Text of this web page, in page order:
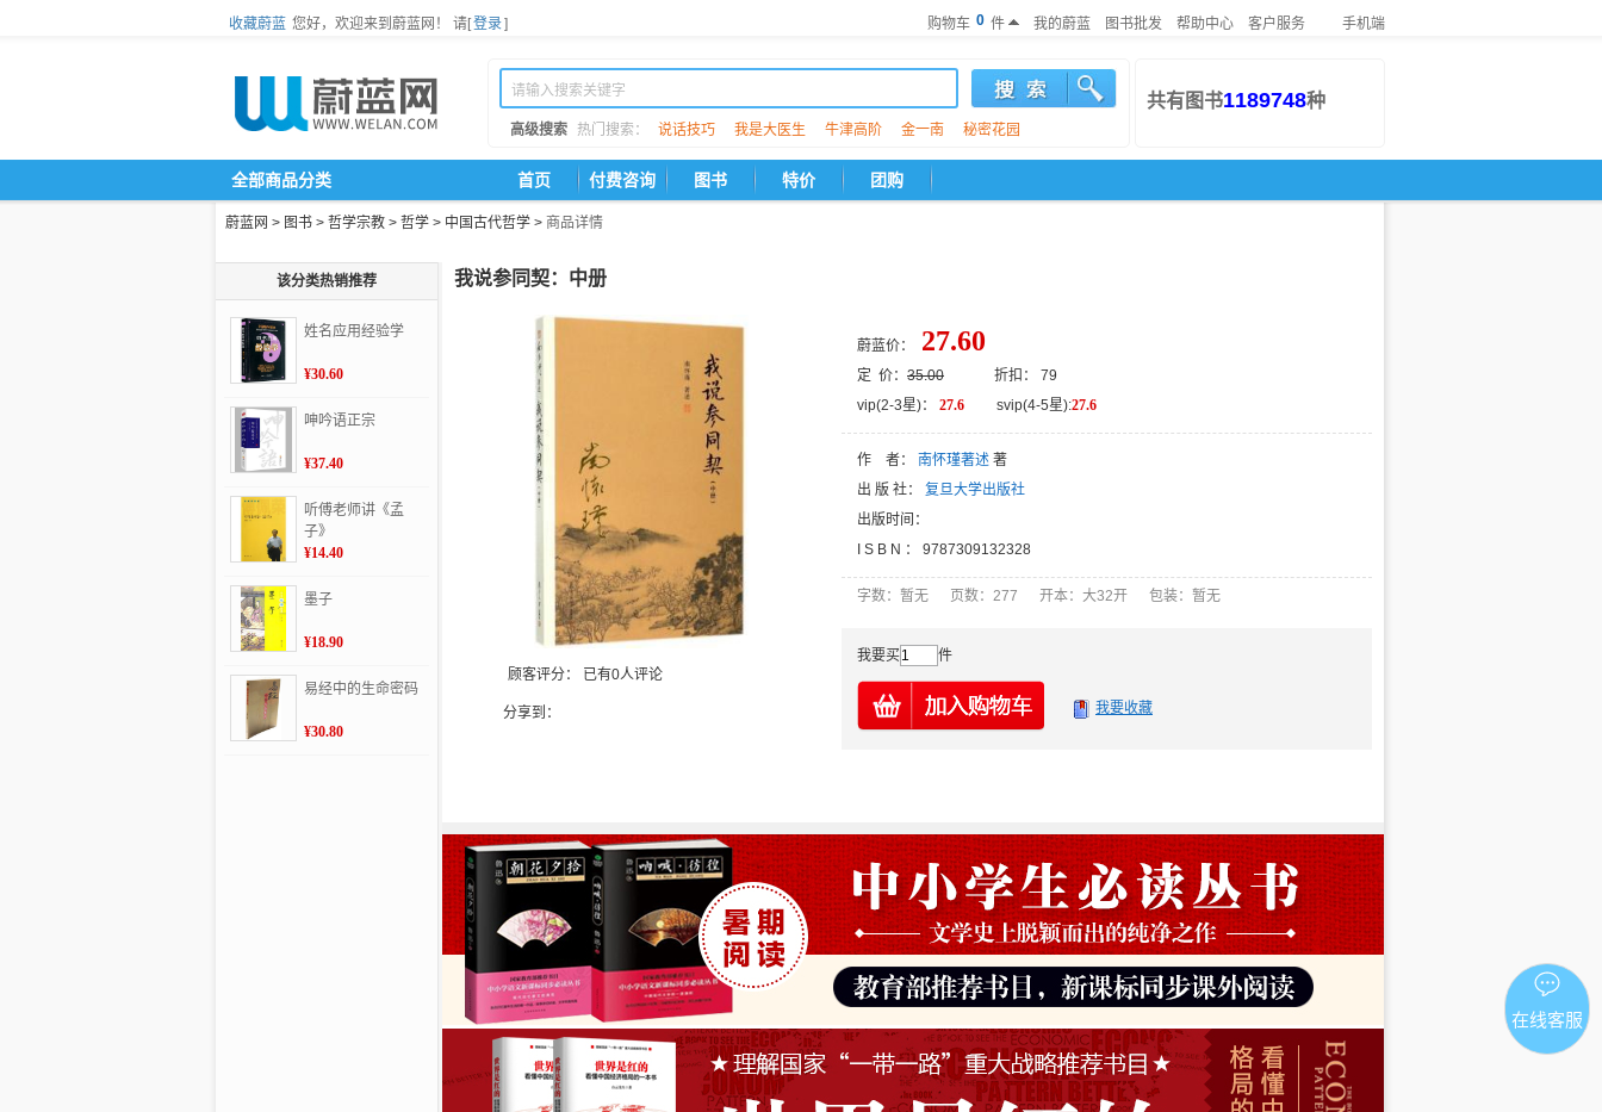
收藏蔚蓝 您好，欢迎来到蔚蓝网！ 请[登录] 购物车 0 件 我的蔚蓝 图书批发 帮助中心 客户服务 手机端
高级搜索 热门搜索： 说话技巧 我是大医生 牛津高阶 金一南 秘密花园
共有图书1189748种
全部商品分类 首页 付费咨询 图书 特价 团购
蔚蓝网 > 图书 > 哲学宗教 > 哲学 > 中国古代哲学 > 商品详情
该分类热销推荐
姓名应用经验学
¥30.60
呻吟语正宗
¥37.40
听傅老师讲《孟
子》
¥14.40
墨子
¥18.90
易经中的生命密码
¥30.80
我说参同契：中册
顾客评分： 已有0人评论
分享到：
蔚蓝价： 27.60
定 价： 35.00 折扣： 79
vip(2-3星)： 27.6 svip(4-5星):27.6
作 者： 南怀瑾著述 著
出 版 社：
复旦大学出版社
出版时间：
I S B N ：
9787309132328
字数：暂无 页数：277 开本：大32开 包装：暂无
我要买 件
我要收藏
在线客服